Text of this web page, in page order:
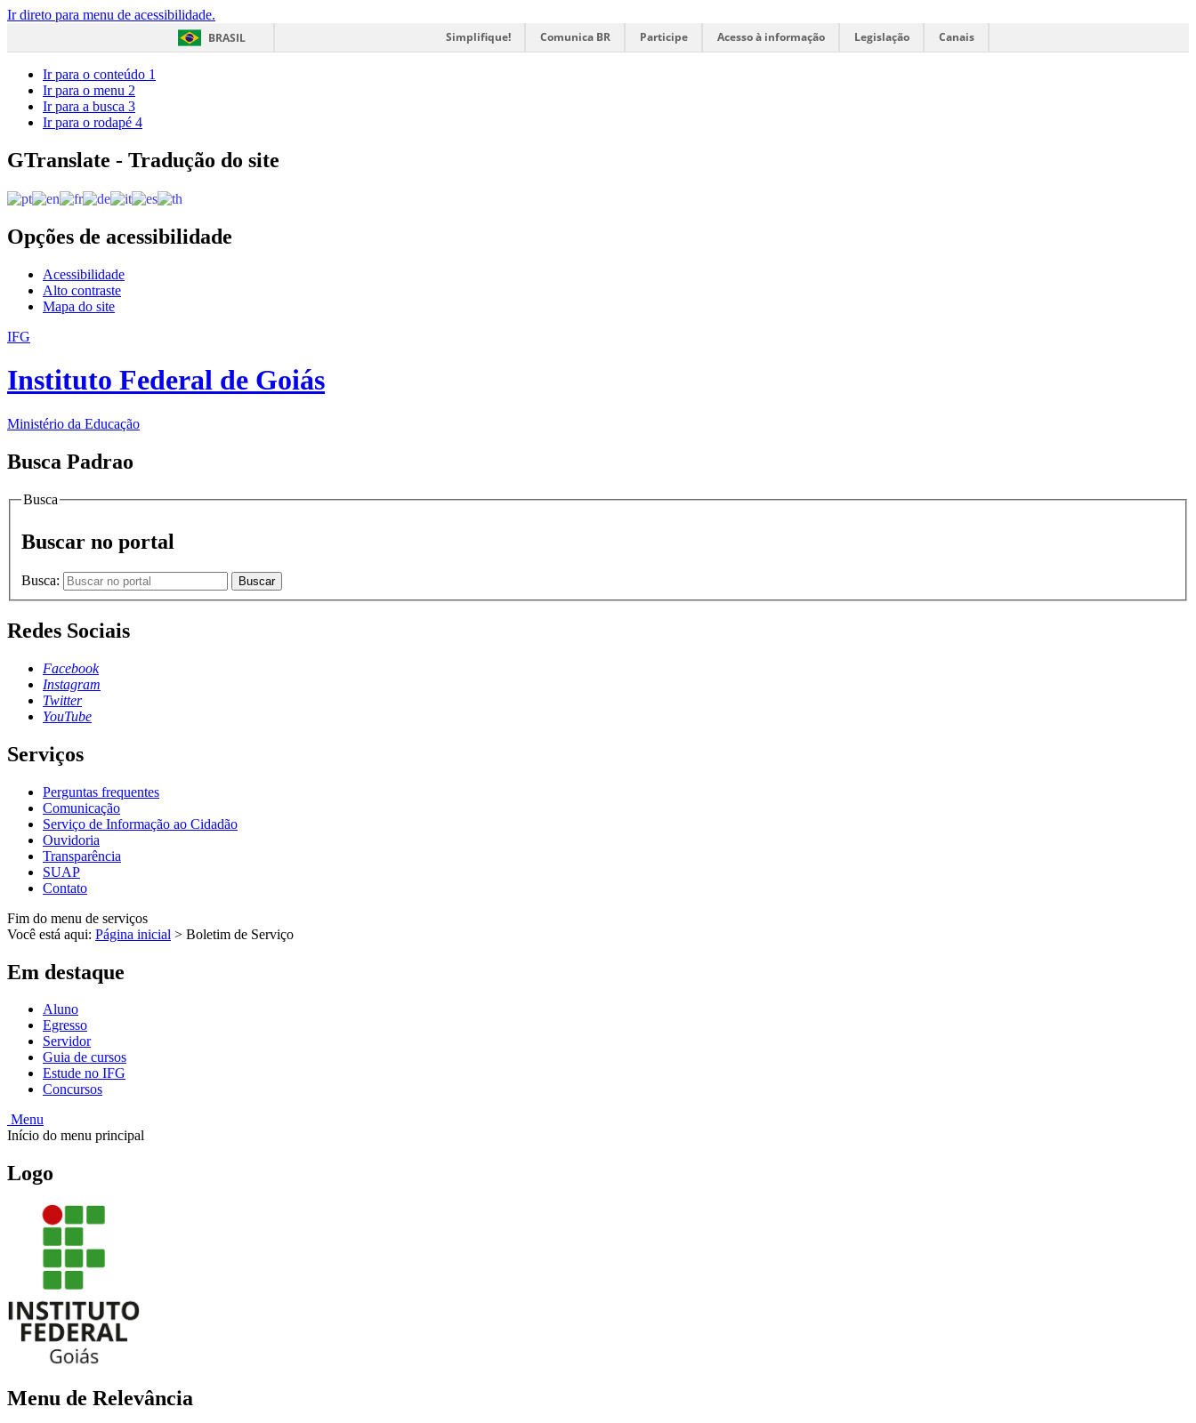
Ir direto para menu de acessibilidade.
BRASIL
Simplifique! Comunica BR Participe Acesso à informação Legislação Canais
Ir para o conteúdo 1
Ir para o menu 2
Ir para a busca 3
Ir para o rodapé 4
GTranslate - Tradução do site
Opções de acessibilidade
Acessibilidade
Alto contraste
Mapa do site
IFG
Instituto Federal de Goiás
Ministério da Educação
Busca Padrao
Busca
Buscar no portal
Busca: Buscar
Redes Sociais
Facebook
Instagram
Twitter
YouTube
Serviços
Perguntas frequentes
Comunicação
Serviço de Informação ao Cidadão
Ouvidoria
Transparência
SUAP
Contato
Fim do menu de serviços
Você está aqui: Página inicial > Boletim de Serviço
Em destaque
Aluno
Egresso
Servidor
Guia de cursos
Estude no IFG
Concursos
Menu
Início do menu principal
Logo
Menu de Relevância